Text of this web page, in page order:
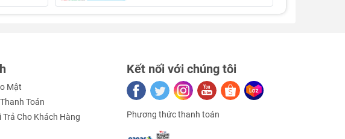
Mật
Toán
Trả Cho Khách Hàng
Kết nối với chúng tôi
Phương thức thanh toán